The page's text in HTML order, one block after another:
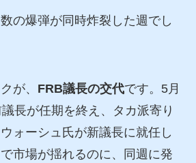
の爆弾が同時炸裂した週でし
が、 FRB議長の交代です。5月
長が任期を終え、タカ派寄り
ォーシュ氏が新議長に就任し
市場が揺れるのに、同週に発